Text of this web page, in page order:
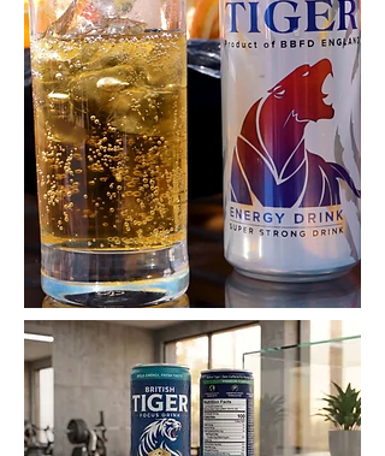
Soya forskjellige smaker